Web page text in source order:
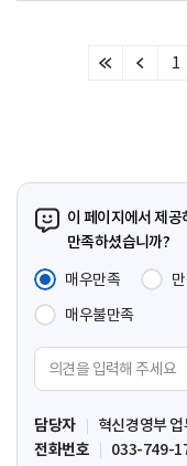
처
이
1
이 페이지에서 제
만족하셨습니까?
매우만족
매우불만족
견
입
력
담당자
혁신경영부
전화번호
033-749-